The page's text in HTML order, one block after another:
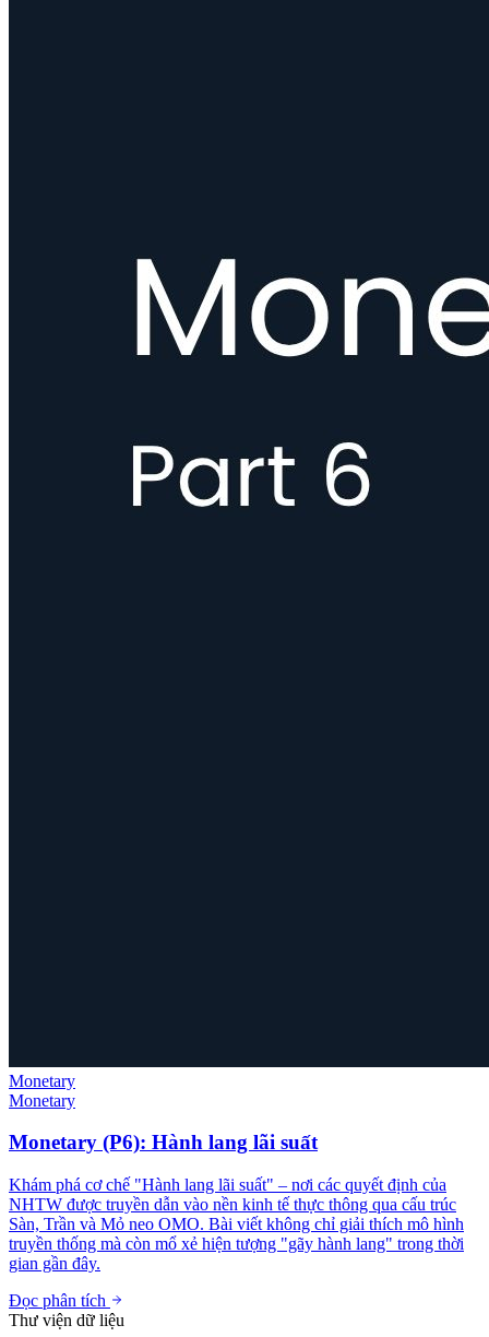
Monetary
Monetary
Monetary (P6): Hành lang lãi suất
Khám phá cơ chế "Hành lang lãi suất" – nơi các quyết định của
NHTW được truyền dẫn vào nền kinh tế thực thông qua cấu trúc
Sàn, Trần và Mỏ neo OMO. Bài viết không chỉ giải thích mô hình
truyền thống mà còn mổ xẻ hiện tượng "gãy hành lang" trong thời
gian gần đây.
Đọc phân tích
Thư viện dữ liệu